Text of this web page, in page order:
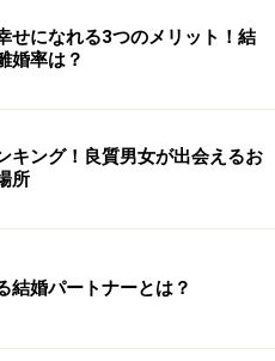
せになれる3つのメリット！結
婚率は？
キング！良質男女が出会えるお
所
結婚パートナーとは？